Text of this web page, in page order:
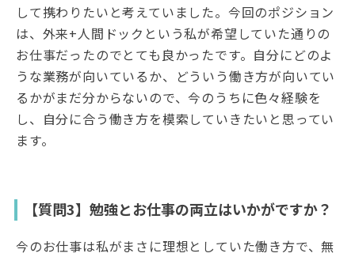
して携わりたいと考えていました。今回のポジション
は、外来+人間ドックという私が希望していた通りの
お仕事だったのでとても良かったです。自分にどのよ
うな業務が向いているか、どういう働き方が向いてい
るかがまだ分からないので、今のうちに色々経験を
し、自分に合う働き方を模索していきたいと思ってい
ます。
【質問3】勉強とお仕事の両立はいかがですか？
今のお仕事は私がまさに理想としていた働き方で、無